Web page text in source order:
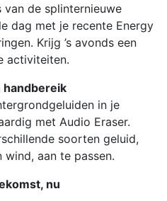
de splinternieuwe
dag met je recente Energy
Krijg ’s avonds een
activiteiten.
handbereik
in je
met Audio Eraser.
soorten geluid,
wind, aan te passen.
nu